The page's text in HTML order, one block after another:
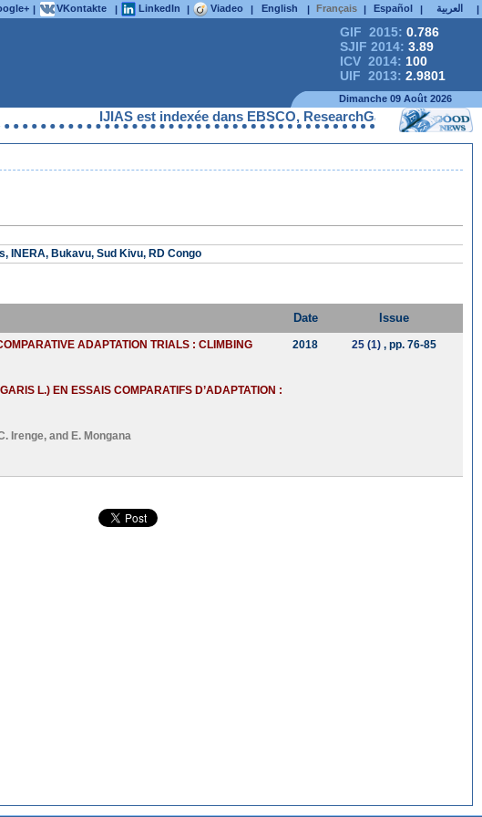
| VKontakte | LinkedIn | Viadeo | English | Français | Español | العربية |
GIF 2015: 0.786
SJIF 2014: 3.89
ICV 2014: 100
UIF 2013: 2.9801
Dimanche 09 Août 2026
IJIAS est indexée dans EBSCO, ResearchGate, ProQuest,
INERA, Bukavu, Sud Kivu, RD Congo
Date Issue
ADAPTATION TRIALS : CLIMBING
L.) EN ESSAIS COMPARATIFS D’ADAPTATION :
Irenge, and E. Mongana
2018 25 (1), pp. 76-85